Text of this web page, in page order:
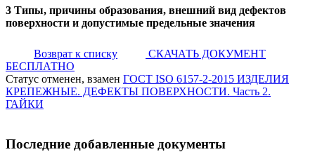
3 Типы, причины образования, внешний вид дефектов
поверхности и допустимые предельные значения
Возврат к списку
СКАЧАТЬ ДОКУМЕНТ
БЕСПЛАТНО
Статус отменен, взамен ГОСТ ISO 6157-2-2015 ИЗДЕЛИЯ
КРЕПЕЖНЫЕ. ДЕФЕКТЫ ПОВЕРХНОСТИ. Часть 2.
ГАЙКИ
Последние добавленные документы